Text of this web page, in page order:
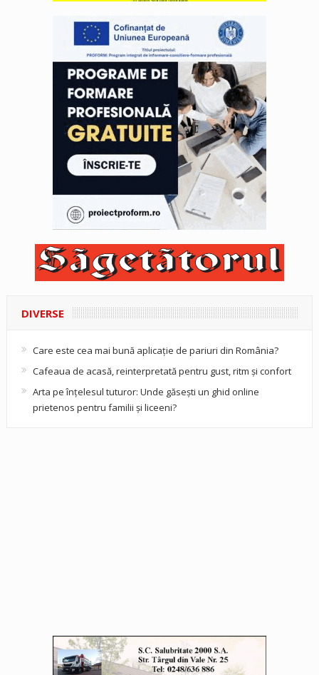
DIVERSE
Care este cea mai bună aplicație de pariuri din România?
Cafeaua de acasă, reinterpretată pentru gust, ritm și confort
Arta pe înțelesul tuturor: Unde găsești un ghid online
prietenos pentru familii și liceeni?